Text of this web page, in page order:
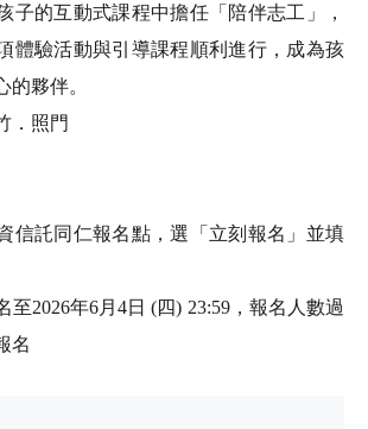
子的互動式課程中擔任「陪伴志工」，
體驗活動與引導課程順利進行，成為孩
的夥伴。
．照門
信託同仁報名點，選「立刻報名」並填
至2026年6月4日 (四) 23:59，報名人數過
名